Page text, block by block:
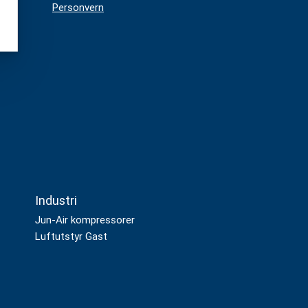
Personvern
Industri
Jun-Air kompressorer
Luftutstyr Gast